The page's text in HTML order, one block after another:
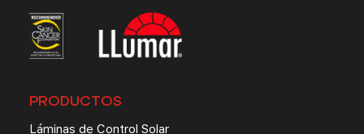
PRODUCTOS
Láminas de Control Solar